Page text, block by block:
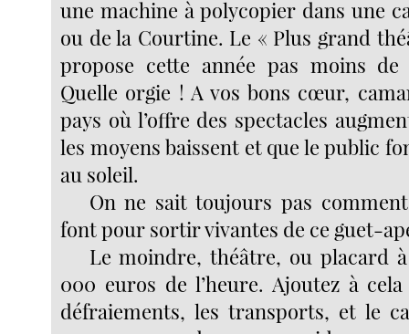
une machine à polycopier dans une
ou de la Courtine. Le « Plus grand
propose cette année pas moins de
Quelle orgie ! A vos bons cœur,
pays où l’offre des spectacles
les moyens baissent et que le public
au soleil.
On ne sait toujours pas
font pour sortir vivantes de ce guet-
Le moindre, théâtre, ou placard
000 euros de l’heure. Ajoutez à
défraiements, les transports, et le